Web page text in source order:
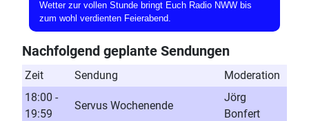
Wetter zur vollen Stunde bringt Euch Radio NWW bis
zum wohl verdienten Feierabend.
Nachfolgend geplante Sendungen
Zeit Sendung
Moderation
18:00 -
19:59
Servus Wochenende
Jörg
Bonfert